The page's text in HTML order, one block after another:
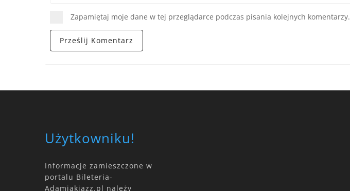
Zapamiętaj moje dane w tej przeglądarce podczas pisania kolejnych komentarzy.
Użytkowniku!
Informacje zamieszczone w
portalu Bileteria-
Adamiakjazz.pl należy